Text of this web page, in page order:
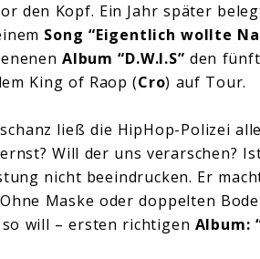
den Kopf. Ein Jahr später
Song “Eigentlich wollte
Album “D.W.I.S” den
King of Raop (Cro) auf Tour.
ließ die HipHop-Polizei
Will der uns verarschen?
nicht beeindrucken. Er
Maske oder doppelten
will – ersten richtigen Album: